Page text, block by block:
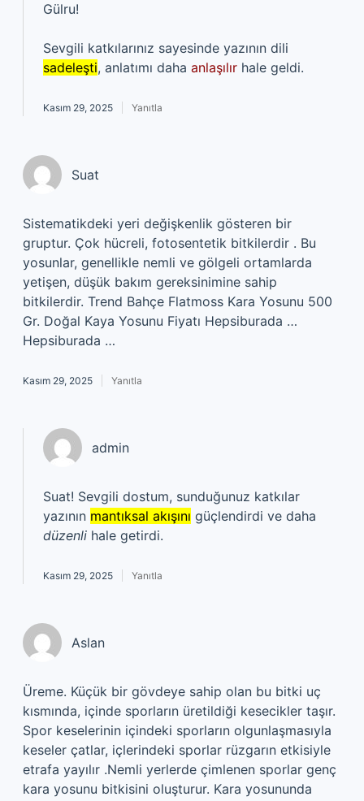
Gülru!
Sevgili katkılarınız sayesinde yazının dili
sadeleşti, anlatımı daha anlaşılır hale geldi.
Kasım 29, 2025 Yanıtla
Suat
Sistematikdeki yeri değişkenlik gösteren bir
gruptur. Çok hücreli, fotosentetik bitkilerdir . Bu
yosunlar, genellikle nemli ve gölgeli ortamlarda
yetişen, düşük bakım gereksinimine sahip
bitkilerdir. Trend Bahçe Flatmoss Kara Yosunu 500
Gr. Doğal Kaya Yosunu Fiyatı Hepsiburada …
Hepsiburada …
Kasım 29, 2025 Yanıtla
admin
Suat! Sevgili dostum, sunduğunuz katkılar
yazının mantıksal akışını güçlendirdi ve daha
düzenli hale getirdi.
Kasım 29, 2025 Yanıtla
Aslan
Üreme. Küçük bir gövdeye sahip olan bu bitki uç
kısmında, içinde sporların üretildiği kesecikler taşır.
Spor keselerinin içindeki sporların olgunlaşmasıyla
keseler çatlar, içlerindeki sporlar rüzgarın etkisiyle
etrafa yayılır .Nemli yerlerde çimlenen sporlar genç
kara yosunu bitkisini oluşturur. Kara yosununda